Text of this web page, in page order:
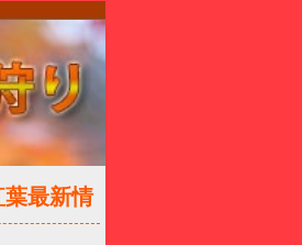
葉最新情